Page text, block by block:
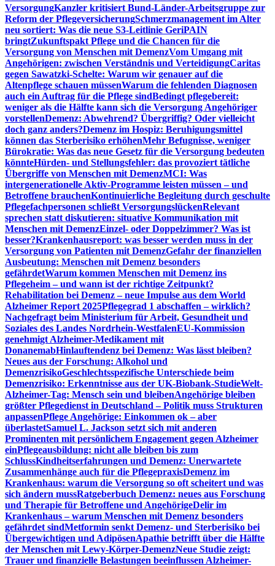
VersorgungKanzler kritisiert Bund-Länder-Arbeitsgruppe zur
Reform der PflegeversicherungSchmerzmanagement im Alter
neu sortiert: Was die neue S3-Leitlinie GeriPAIN
bringtZukunftspakt Pflege und die Chancen für die
Versorgung von Menschen mit DemenzVom Umgang mit
Angehörigen: zwischen Verständnis und VerteidigungCaritas
gegen Sawatzki-Schelte: Warum wir genauer auf die
Altenpflege schauen müssenWarum die fehlenden Diagnosen
auch ein Auftrag für die Pflege sindBedingt pflegebereit:
weniger als die Hälfte kann sich die Versorgung Angehöriger
vorstellenDemenz: Abwehrend? Übergriffig? Oder vielleicht
doch ganz anders?Demenz im Hospiz: Beruhigungsmittel
können das Sterberisiko erhöhenMehr Befugnisse, weniger
Bürokratie: Was das neue Gesetz für die Versorgung bedeuten
könnteHürden- und Stellungsfehler: das provoziert tätliche
Übergriffe von Menschen mit DemenzMCI: Was
intergenerationelle Aktiv-Programme leisten müssen – und
Betroffene brauchenKontinuierliche Begleitung durch geschulte
Pflegefachpersonen schließt VersorgungslückenRelevant
sprechen statt diskutieren: situative Kommunikation mit
Menschen mit DemenzEinzel- oder Doppelzimmer? Was ist
besser?Krankenhausreport: was besser werden muss in der
Versorgung von Patienten mit DemenzGefahr der finanziellen
Ausbeutung: Menschen mit Demenz besonders
gefährdetWarum kommen Menschen mit Demenz ins
Pflegeheim – und wann ist der richtige Zeitpunkt?
Rehabilitation bei Demenz – neue Impulse aus dem World
Alzheimer Report 2025Pflegegrad 1 abschaffen – wirklich?
Nachgefragt beim Ministerium für Arbeit, Gesundheit und
Soziales des Landes Nordrhein-WestfalenEU-Kommission
genehmigt Alzheimer-Medikament mit
DonanemabHinlauftendenz bei Demenz: Was lässt bleiben?
Neues aus der Forschung: Alkohol und
DemenzrisikoGeschlechtsspezifische Unterschiede beim
Demenzrisiko: Erkenntnisse aus der UK-Biobank-StudieWelt-
Alzheimer-Tag: Mensch sein und bleibenAngehörige bleiben
größter Pflegedienst in Deutschland – Politik muss Strukturen
anpassenPflege Angehörige: Einkommen ok – aber
überlastetSamuel L. Jackson setzt sich mit anderen
Prominenten mit persönlichem Engagement gegen Alzheimer
einPflegeausbildung: nicht alle bleiben bis zum
SchlussKindheitserfahrungen und Demenz: Unerwartete
Zusammenhänge auch für die PflegepraxisDemenz im
Krankenhaus: warum die Versorgung so oft scheitert und was
sich ändern mussRatgeberbuch Demenz: neues aus Forschung
und Therapie für Betroffene und AngehörigeDelir im
Krankenhaus – warum Menschen mit Demenz besonders
gefährdet sindMetformin senkt Demenz- und Sterberisiko bei
Übergewichtigen und AdipösenApathie betrifft über die Hälfte
der Menschen mit Lewy-Körper-DemenzNeue Studie zeigt:
Trauer und finanzielle Belastungen beeinflussen Alzheimer-